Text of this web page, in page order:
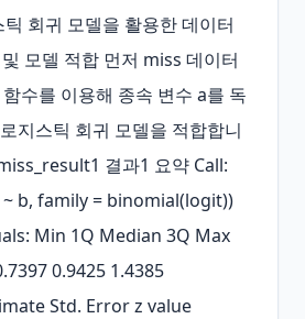
회귀 모델을 활용한 데이터
모델 적합 먼저 miss 데이터
수를 이용해 종속 변수 a를 독
지스틱 회귀 모델을 적합합니
결과1 요약 Call:
b, family = binomial(logit))
Min 1Q Median 3Q Max
0.9425 1.4385
Std. Error z value